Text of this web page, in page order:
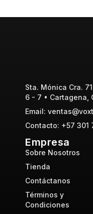
Sta. Mónica Cra.
6 - 7 • Cartagena,
Email:
Contacto: +57 301
Empresa
Sobre Nosotros
Tienda
Contáctanos
Términos y
Condiciones